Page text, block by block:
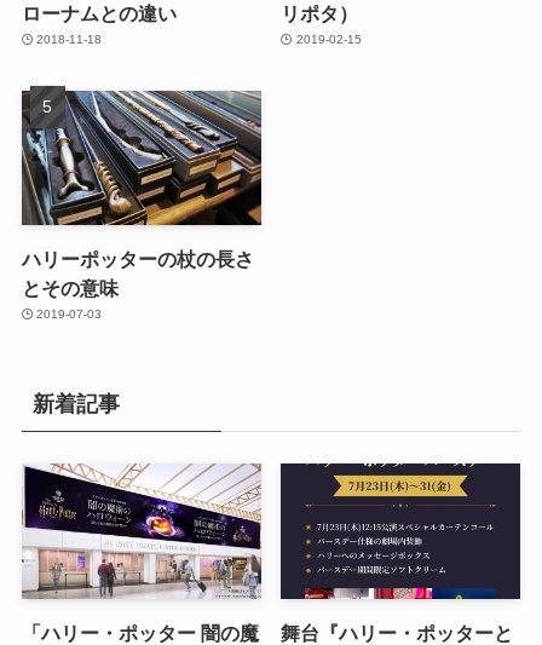
ローナムとの違い
2018-11-18
リポタ）
2019-02-15
ハリーポッターの杖の長さ
とその意味
2019-07-03
新着記事
「ハリー・ポッター 闇の魔
舞台『ハリー・ポッターと